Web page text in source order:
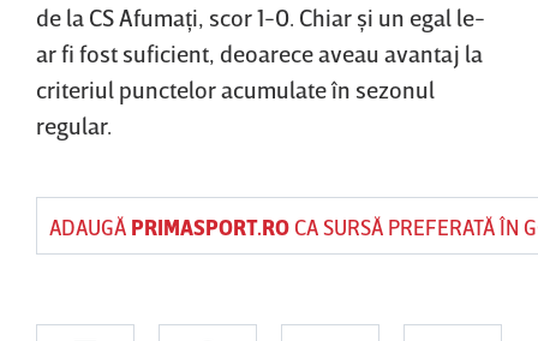
de la CS Afumaţi, scor 1-0. Chiar şi un egal le-
ar fi fost suficient, deoarece aveau avantaj la
criteriul punctelor acumulate în sezonul
regular.
ADAUGĂ PRIMASPORT.ROCA SURSĂ PREFERATĂ ÎN